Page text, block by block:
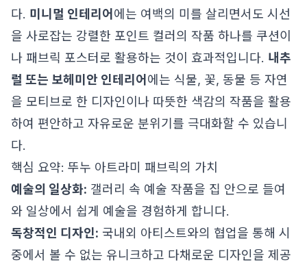
다. 미니멀 인테리어 에는 여백의 미를 살리면서도 시선
을 사로잡는 강렬한 포인트 컬러의 작품 하나를 쿠션이
나 패브릭 포스터로 활용하는 것이 효과적입니다. 내추
럴 또는 보헤미안 인테리어 에는 식물, 꽃, 동물 등 자연
을 모티브로 한 디자인이나 따뜻한 색감의 작품을 활용
하여 편안하고 자유로운 분위기를 극대화할 수 있습니
다.
핵심 요약: 뚜누 아트라미 패브릭의 가치
예술의 일상화: 갤러리 속 예술 작품을 집 안으로 들여
와 일상에서 쉽게 예술을 경험하게 합니다.
독창적인 디자인: 국내외 아티스트와의 협업을 통해 시
중에서 볼 수 없는 유니크하고 다채로운 디자인을 제공